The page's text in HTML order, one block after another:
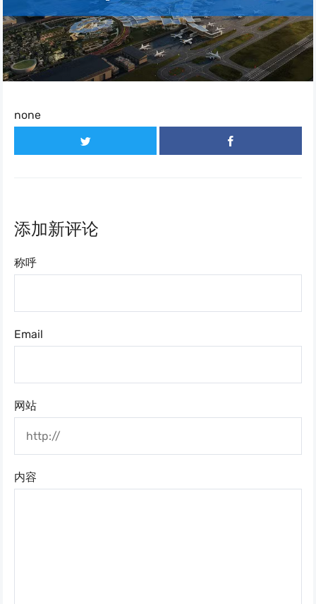
none
添加新评论
称呼
Email
网站
内容